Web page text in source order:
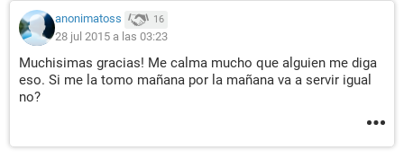
anonimatoss 16
28 jul 2015 a las 03:23
Muchisimas gracias! Me calma mucho que alguien me diga
eso. Si me la tomo mañana por la mañana va a servir igual
no?